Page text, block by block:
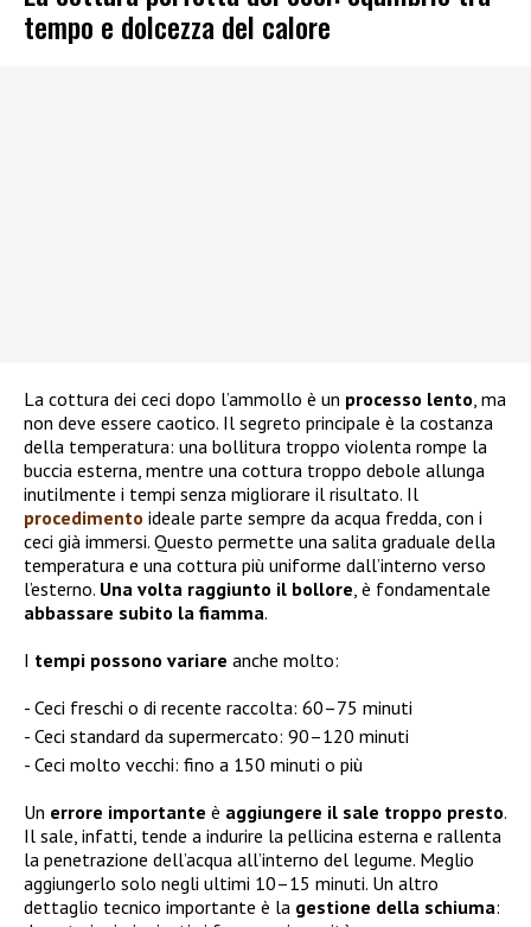
tempo e dolcezza del calore
La cottura dei ceci dopo l’ammollo è un processo lento , ma
non deve essere caotico. Il segreto principale è la costanza
della temperatura: una bollitura troppo violenta rompe la
buccia esterna, mentre una cottura troppo debole allunga
inutilmente i tempi senza migliorare il risultato. Il
procedimento ideale parte sempre da acqua fredda, con i
ceci già immersi. Questo permette una salita graduale della
temperatura e una cottura più uniforme dall’interno verso
l’esterno. Una volta raggiunto il bollore , è fondamentale
abbassare subito la fiamma.
I tempi possono variare anche molto:
Ceci freschi o di recente raccolta: 60–75 minuti
Ceci standard da supermercato: 90–120 minuti
Ceci molto vecchi: fino a 150 minuti o più
Un errore importante è aggiungere il sale troppo presto.
Il sale, infatti, tende a indurire la pellicina esterna e rallenta
la penetrazione dell’acqua all’interno del legume. Meglio
aggiungerlo solo negli ultimi 10–15 minuti. Un altro
dettaglio tecnico importante è la gestione della schiuma: